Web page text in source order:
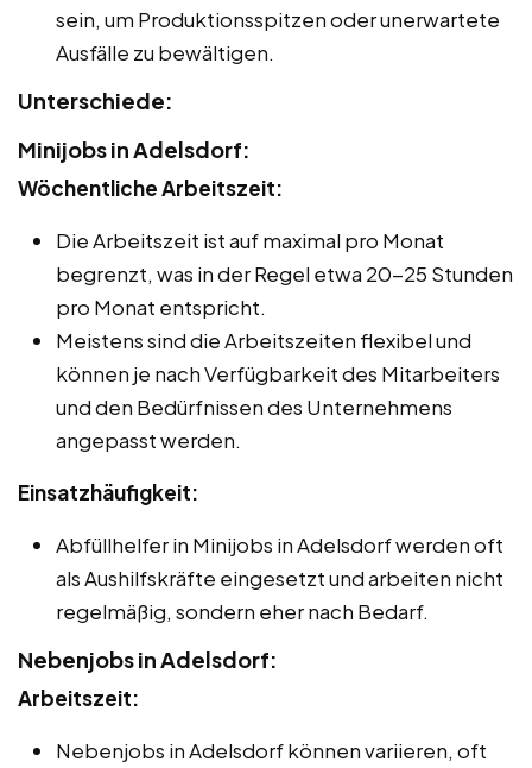
sein, um Produktionsspitzen oder unerwartete
Ausfälle zu bewältigen.
Unterschiede:
Minijobs in Adelsdorf:
Wöchentliche Arbeitszeit:
Die Arbeitszeit ist auf maximal pro Monat
begrenzt, was in der Regel etwa 20-25 Stunden
pro Monat entspricht.
Meistens sind die Arbeitszeiten flexibel und
können je nach Verfügbarkeit des Mitarbeiters
und den Bedürfnissen des Unternehmens
angepasst werden.
Einsatzhäufigkeit:
Abfüllhelfer in Minijobs in Adelsdorf werden oft
als Aushilfskräfte eingesetzt und arbeiten nicht
regelmäßig, sondern eher nach Bedarf.
Nebenjobs in Adelsdorf:
Arbeitszeit:
Nebenjobs in Adelsdorf können variieren, oft